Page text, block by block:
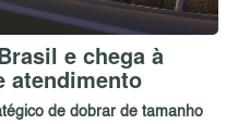
e chega à
atendimento
de dobrar de tamanho